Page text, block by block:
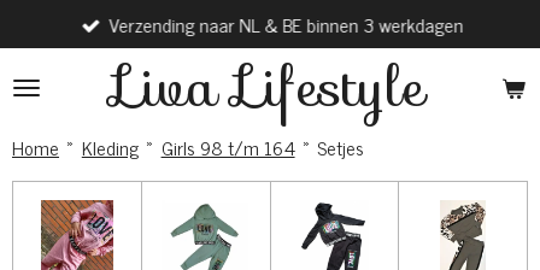
direct
naar
hoofdinhoud
Liva Lifestyle
Verzending naar NL & BE binnen 3 werkdagen
Home » Kleding » Girls 98 t/m 164 » Setjes